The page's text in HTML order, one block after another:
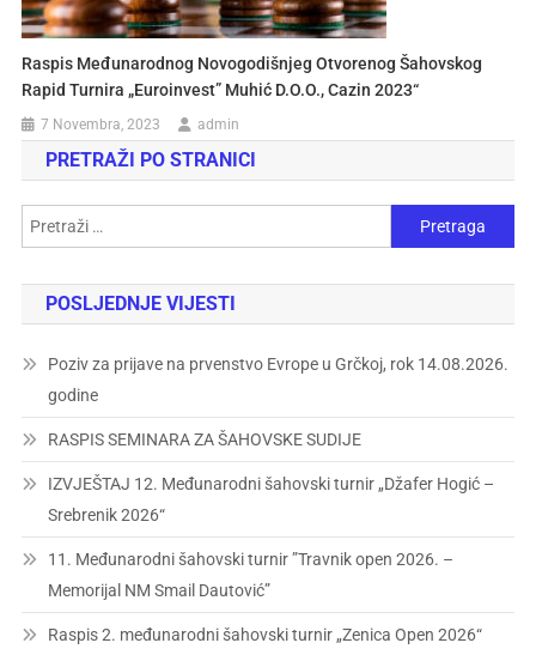
Raspis Međunarodnog Novogodišnjeg Otvorenog Šahovskog
Rapid Turnira „Euroinvest” Muhić D.o.o., Cazin 2023“
7 Novembra, 2023 admin
PRETRAŽI PO STRANICI
POSLJEDNJE VIJESTI
Poziv za prijave na prvenstvo Evrope u Grčkoj, rok 14.08.2026.
godine
RASPIS SEMINARA ZA ŠAHOVSKE SUDIJE
IZVJEŠTAJ 12. Međunarodni šahovski turnir „Džafer Hogić –
Srebrenik 2026“
11. Međunarodni šahovski turnir ”Travnik open 2026. –
Memorijal NM Smail Dautović”
Raspis 2. međunarodni šahovski turnir „Zenica Open 2026“